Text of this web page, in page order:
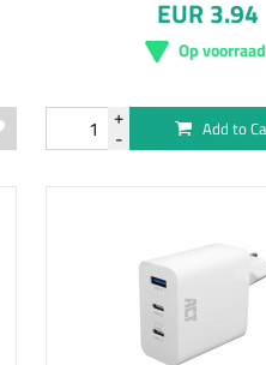
EUR 3.94
Op voorraad
Add to